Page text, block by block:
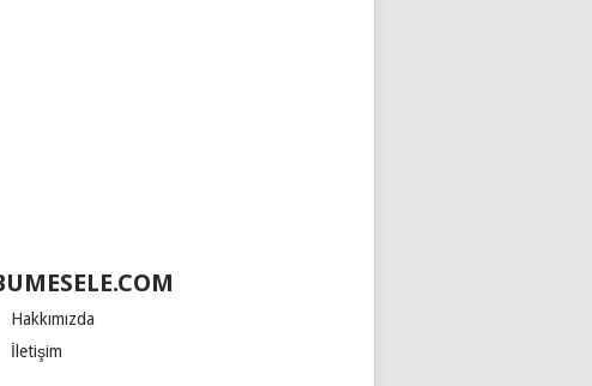
Hakkımızda
İletişim